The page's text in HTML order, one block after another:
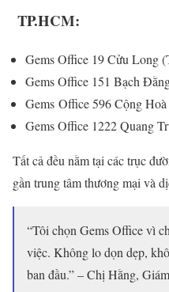
TP.HCM:
Gems Office 19 Cửu Long
Gems Office 151 Bạch
Gems Office 596 Cộng
Gems Office 1222 Quang
Tất cả đều nằm tại các trục
gần trung tâm thương mại và
“Tôi chọn Gems Office vì
việc. Không lo dọn dẹp,
ban đầu.” – Chị Hằng,